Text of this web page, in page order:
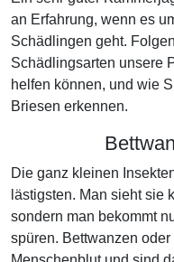
an Erfahrung, wenn es
Schädlingen geht.
Schädlingsarten unsere
helfen können, und wie
Briesen erkennen.
Die ganz kleinen
lästigsten. Man sieht sie
sondern man bekommt
spüren. Bettwanzen